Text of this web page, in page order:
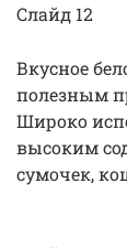
Слайд 12
Вкусное
полезным
Широко
высоким
сумочек,